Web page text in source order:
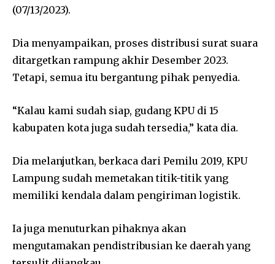
(07/13/2023).
Dia menyampaikan, proses distribusi surat suara
ditargetkan rampung akhir Desember 2023.
Tetapi, semua itu bergantung pihak penyedia.
“Kalau kami sudah siap, gudang KPU di 15
kabupaten kota juga sudah tersedia,” kata dia.
Dia melanjutkan, berkaca dari Pemilu 2019, KPU
Lampung sudah memetakan titik-titik yang
memiliki kendala dalam pengiriman logistik.
Ia juga menuturkan pihaknya akan
mengutamakan pendistribusian ke daerah yang